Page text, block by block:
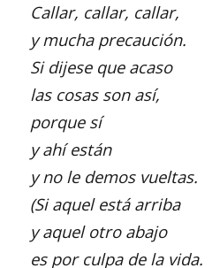
Callar, callar, callar,
y mucha precaución.
Si dijese que acaso
las cosas son así,
porque sí
y ahí están
y no le demos vueltas.
(Si aquel está arriba
y aquel otro abajo
es por culpa de la vida.